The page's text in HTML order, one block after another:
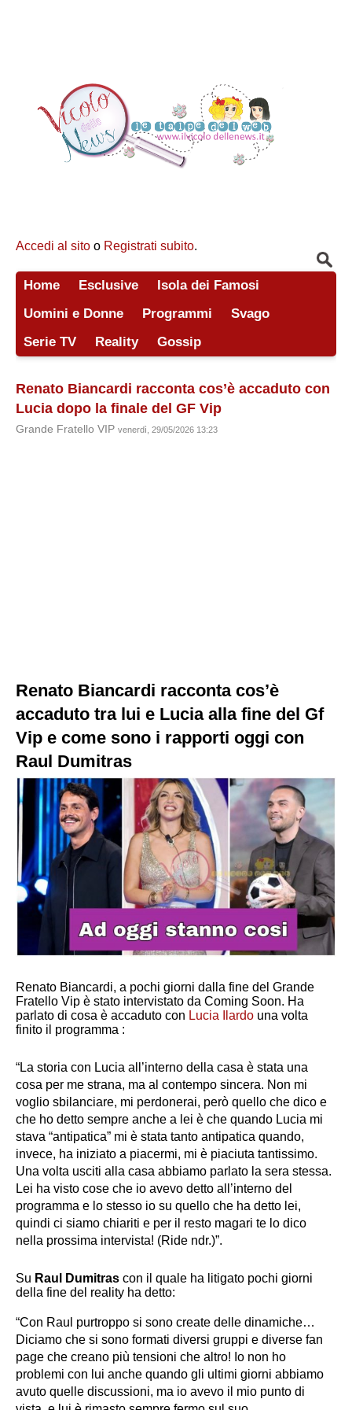
Accedi al sito o Registrati subito.
Home Esclusive
Isola dei Famosi
Uomini e Donne
Programmi
Svago
Serie TV
Reality Gossip
Renato Biancardi racconta cos’è accaduto con
Lucia dopo la finale del GF Vip
Grande Fratello VIP venerdì, 29/05/2026 13:23
Renato Biancardi racconta cos’è
accaduto tra lui e Lucia alla fine del Gf
Vip e come sono i rapporti oggi con
Raul Dumitras
Renato Biancardi, a pochi giorni dalla fine del Grande
Fratello Vip è stato intervistato da Coming Soon. Ha
parlato di cosa è accaduto con Lucia Ilardo una volta
finito il programma :
“La storia con Lucia all’interno della casa è stata una
cosa per me strana, ma al contempo sincera. Non mi
voglio sbilanciare, mi perdonerai, però quello che dico e
che ho detto sempre anche a lei è che quando Lucia mi
stava “antipatica” mi è stata tanto antipatica quando,
invece, ha iniziato a piacermi, mi è piaciuta tantissimo.
Una volta usciti alla casa abbiamo parlato la sera stessa.
Lei ha visto cose che io avevo detto all’interno del
programma e lo stesso io su quello che ha detto lei,
quindi ci siamo chiariti e per il resto magari te lo dico
nella prossima intervista! (Ride ndr.)”.
Su Raul Dumitras con il quale ha litigato pochi giorni
della fine del reality ha detto:
“Con Raul purtroppo si sono create delle dinamiche…
Diciamo che si sono formati diversi gruppi e diverse fan
page che creano più tensioni che altro! Io non ho
problemi con lui anche quando gli ultimi giorni abbiamo
avuto quelle discussioni, ma io avevo il mio punto di